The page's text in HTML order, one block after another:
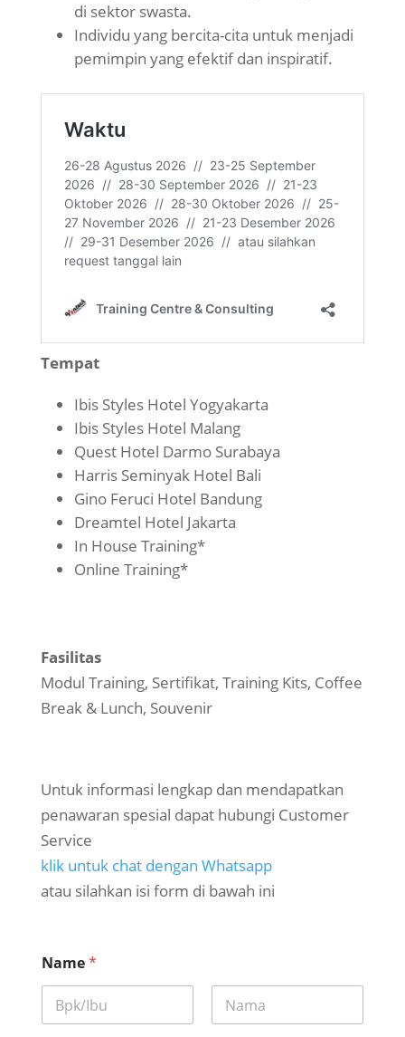
di sektor swasta.
Individu yang bercita-cita untuk menjadi
pemimpin yang efektif dan inspiratif.
Tempat
Ibis Styles Hotel Yogyakarta
Ibis Styles Hotel Malang
Quest Hotel Darmo Surabaya
Harris Seminyak Hotel Bali
Gino Feruci Hotel Bandung
Dreamtel Hotel Jakarta
In House Training*
Online Training*
Fasilitas
Modul Training, Sertifikat, Training Kits, Coffee
Break & Lunch, Souvenir
Untuk informasi lengkap dan mendapatkan
penawaran spesial dapat hubungi Customer
Service
klik untuk chat dengan Whatsapp
atau silahkan isi form di bawah ini
Name*